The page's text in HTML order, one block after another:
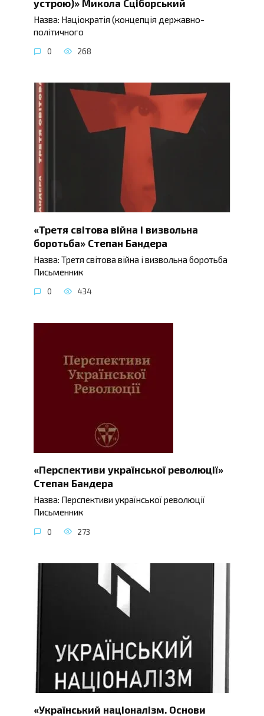
устрою)» Микола Сціборський
Назва: Націократія (концепція державно-
політичного
0 268
«Третя світова війна і визвольна
боротьба» Степан Бандера
Назва: Третя світова війна і визвольна боротьба
Письменник
0 434
«Перспективи української революції»
Степан Бандера
Назва: Перспективи української революції
Письменник
0 273
«Український націоналізм. Основи